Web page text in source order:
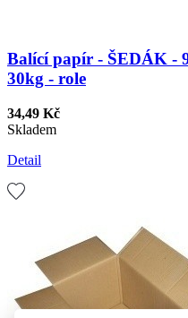
Balící papír - ŠEDÁK -
30kg - role
34,49 Kč
Skladem
Detail